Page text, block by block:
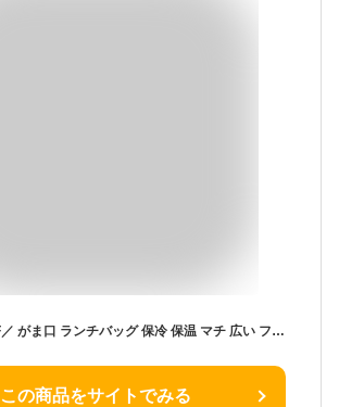
＼今だけ10%OFF／ がま口 ランチバッグ 保冷 保温 マチ 広い ファスナー メッシュポケット付き ランチトートバッグ お弁当かばん お弁当 保冷バッグ 子供 手提げ 保温バッグ かわいい キャラクター KGA1
この商品をサイトでみる